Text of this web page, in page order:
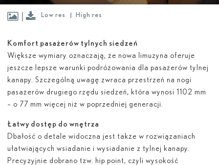
Low res High res
Komfort pasażerów tylnych siedzeń
Większe wymiary oznaczają, że nowa limuzyna oferuje
jeszcze lepsze warunki podróżowania dla pasażerów tylnej
kanapy. Szczególną uwagę zwraca przestrzeń na nogi
pasażerów drugiego rzędu siedzeń, która wynosi 1102 mm
– o 77 mm więcej niż w poprzedniej generacji.
Łatwy dostęp do wnętrza
Dbałość o detale widoczna jest także w rozwiązaniach
ułatwiających wsiadanie i wysiadanie z tylnej kanapy.
Precyzyjnie dobrano tzw. hip point, czyli wysokość